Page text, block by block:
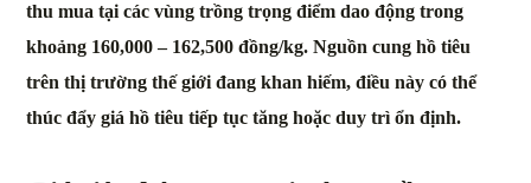
thu mua tại các vùng trồng trọng điểm dao động trong
khoảng 160,000 – 162,500 đồng/kg. Nguồn cung hồ tiêu
trên thị trường thế giới đang khan hiếm, điều này có thể
thúc đẩy giá hồ tiêu tiếp tục tăng hoặc duy trì ổn định.